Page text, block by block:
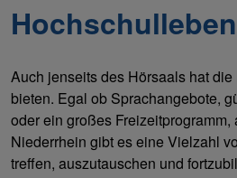
Hochschulleben
Auch jenseits des Hörsaals hat
bieten. Egal ob Sprachangebote,
oder ein großes Freizeitprogramm,
Niederrhein gibt es eine Vielzahl
treffen, auszutauschen und